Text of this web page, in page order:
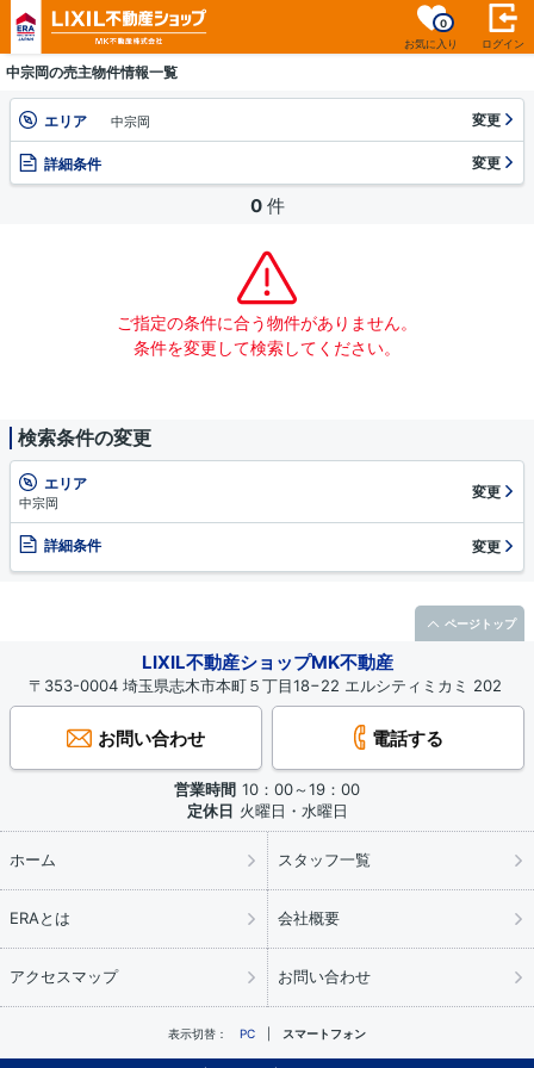
お気に入り
0
ログイン
中宗岡の売主物件情報一覧
エリア 中宗岡 変更
詳細条件 変更
0 件
ご指定の条件に合う物件がありません。
条件を変更して検索してください。
検索条件の変更
エリア
中宗岡
変更
詳細条件 変更
LIXIL不動産ショップMK不動産
〒353-0004 埼玉県志木市本町５丁目18−22 エルシティミカミ 202
お問い合わせ 電話する
営業時間 10：00～19：00
定休日 火曜日・水曜日
ホーム スタッフ一覧
ERAとは 会社概要
アクセスマップ お問い合わせ
表示切替： PC スマートフォン
ページトップ